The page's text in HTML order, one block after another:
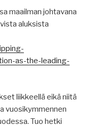
maailman johtavana
aluksista
as-the-leading-
liikkeellä eikä niitä
vuosikymmennen
Tuo hetki